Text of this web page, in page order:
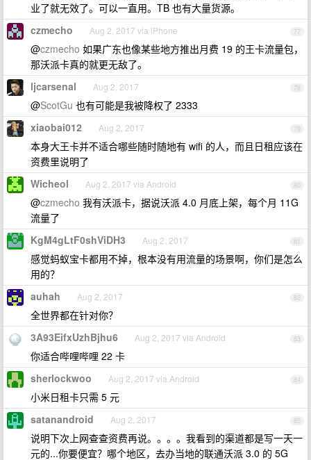
业了就无效了。可以一直用。TB 也有大量货源。
77
czmecho Aug 2, 2017 via iPhone
@czmecho 如果广东也像某些地方推出月费 19 的王卡流量包，
那沃派卡真的就更无敌了。
78
ljcarsenal Aug 2, 2017
@ScotGu 也有可能是我被降权了 2333
79
xiaobai012 Aug 2, 2017
本身大王卡并不适合哪些随时随地有 wifi 的人，而且日租应该在
资费里说明了
80
Wicheol Aug 2, 2017 via Android
@czmecho 我有沃派卡，据说沃派 4.0 月底上架，每个月 11G
流量了
81
KgM4gLtF0shViDH3 Aug 2, 2017
感觉蚂蚁宝卡都用不掉，根本没有用流量的场景啊，你们是怎么
用的？
82
auhah Aug 2, 2017
全世界都在针对你？
83
3A93EifxUzhBjhu6 Aug 2, 2017 via Android
你适合哔哩哔哩 22 卡
84
sherlockwoo Aug 2, 2017 via Android
小米日租卡只需 5 元
85
satanandroid Aug 2, 2017
说明下次上网查查资费再说。。。。我看到的渠道都是写一天一
元的...你要便宜？哪个地区，去办当地的联通沃派 3.0 的 5G